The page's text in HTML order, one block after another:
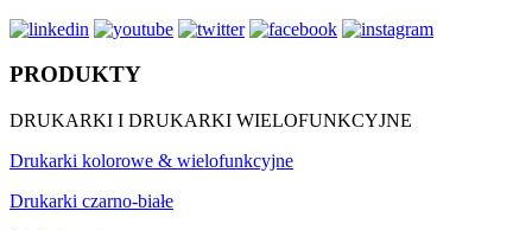
PRODUKTY
DRUKARKI I DRUKARKI WIELOFUNKCYJNE
Drukarki kolorowe & wielofunkcyjne
Drukarki czarno-białe